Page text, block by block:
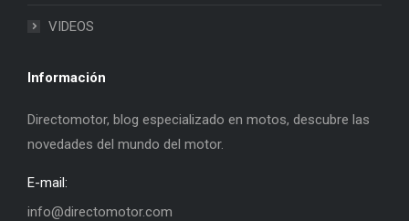
VIDEOS
Información
Directomotor, blog especializado en motos, descubre las
novedades del mundo del motor.
E-mail:
info@directomotor.com